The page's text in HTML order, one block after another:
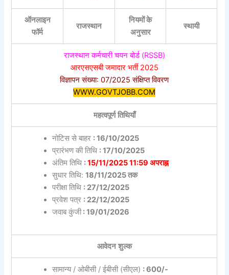
ऑनलाइन
फॉर्म
राजस्थान
नियमों के
अनुसार
स्थायी
राजस्थान कर्मचारी चयन बोर्ड (RSSB)
आरएसएसबी जमादार भर्ती 2025
विज्ञापन संख्या: 07/2025 संक्षिप्त विवरण
WWW.GOVTJOBB.COM
महत्वपूर्ण तिथियाँ
नोटिस से बाहर : 16/10/2025
प्रारंभण की तिथि : 17/10/2025
अंतिम तिथि :15/11/2025 11:59 अपराह्न
सुधार तिथि: 18/11/2025 तक
परीक्षा तिथि : 27/12/2025
प्रवेश पत्र : 22/12/2025
जवाब कुंजी: 19/01/2026
आवेदन शुल्क
सामान्य / ओबीसी / ईबीसी (सीएल) : 600/-